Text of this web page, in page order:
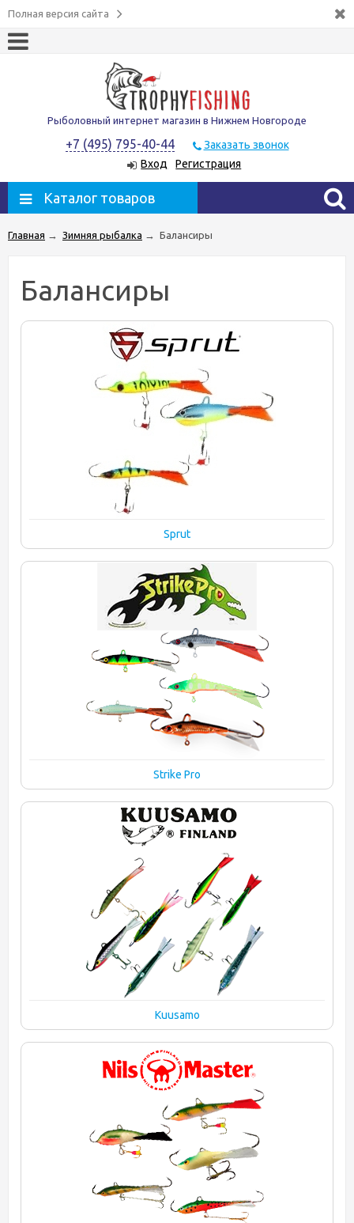
Полная версия сайта
Рыболовный интернет магазин в Нижнем Новгороде
+7 (495) 795-40-44
Заказать звонок
Вход
Регистрация
Каталог товаров
Главная → Зимняя рыбалка → Балансиры
Балансиры
Sprut
Strike Pro
Kuusamo